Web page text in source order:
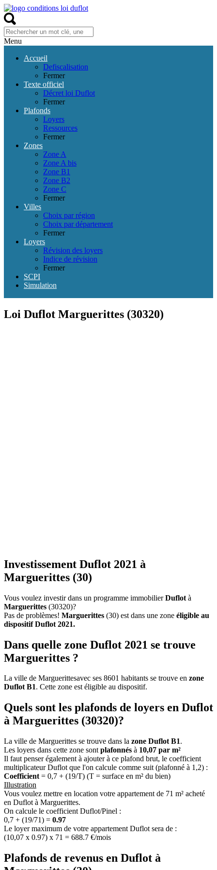
Menu
Accueil
Defiscalisation
Fermer
Texte officiel
Décret loi Duflot
Fermer
Plafonds
Loyers
Ressources
Fermer
Zones
Zone A
Zone A bis
Zone B1
Zone B2
Zone C
Fermer
Villes
Choix par région
Choix par département
Fermer
Loyers
Révision des loyers
Indice de révision
Fermer
SCPI
Simulation
Loi Duflot Marguerittes (30320)
Investissement Duflot 2021 à
Marguerittes (30)
Vous voulez investir dans un programme immobilierDuflot à
Marguerittes (30320)?
Pas de problèmes! Marguerittes (30) est dans une zone éligible au
dispositif Duflot 2021.
Dans quelle zone Duflot 2021 se trouve
Marguerittes ?
La ville de Marguerittesavec ses 8601 habitants se trouve en zone
Duflot B1. Cette zone est éligible au dispositif.
Quels sont les plafonds de loyers en Duflot
à Marguerittes (30320)?
La ville de Marguerittes se trouve dans la zone Duflot B1.
Les loyers dans cette zone sont plafonnés à 10,07 par m²
Il faut penser également à ajouter à ce plafond brut, le coefficient
multiplicateur Duflot que l'on calcule comme suit (plafonné à 1,2) :
Coefficient = 0,7 + (19/T) (T = surface en m² du bien)
Illustration
Vous voulez mettre en location votre appartement de 71 m² acheté
en Duflot à Marguerittes.
On calcule le coefficient Duflot/Pinel :
0,7 + (19/71) = 0.97
Le loyer maximum de votre appartement Duflot sera de :
(10,07 x 0.97) x 71 = 688.7 €/mois
Plafonds de revenus en Duflot à